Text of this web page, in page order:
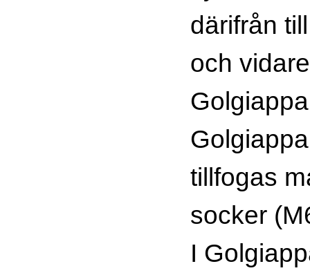
därifrån
och
tillfogas
socker
I